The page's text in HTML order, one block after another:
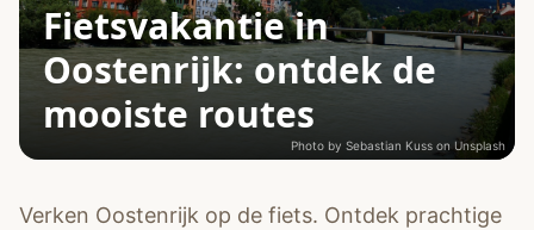
Fietsvakantie in
Oostenrijk: ontdek de
mooiste routes
Photo by Sebastian Kuss on Unsplash
Verken Oostenrijk op de fiets. Ontdek prachtige